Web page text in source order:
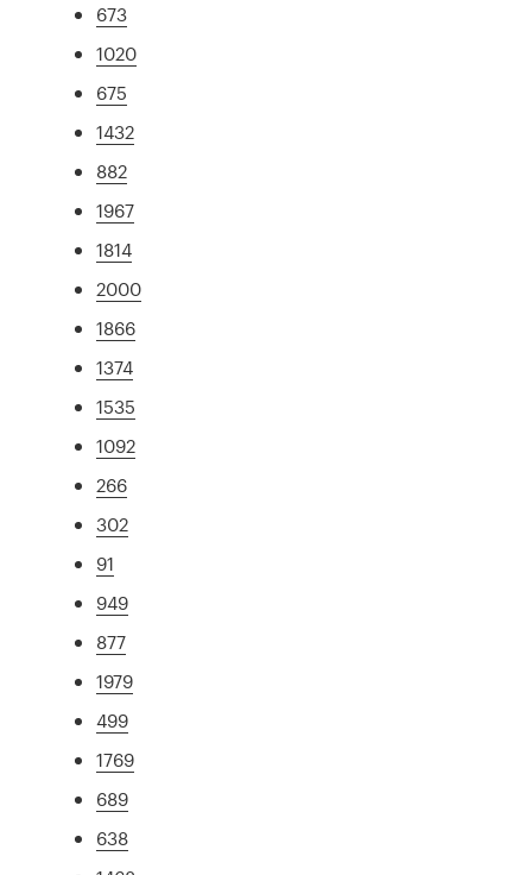
673
1020
675
1432
882
1967
1814
2000
1866
1374
1535
1092
266
302
91
949
877
1979
499
1769
689
638